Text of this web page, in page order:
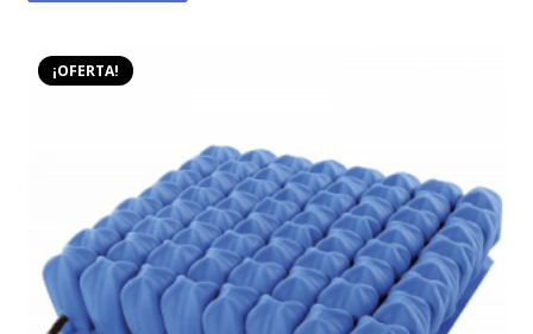
480,00€.
¡OFERTA!